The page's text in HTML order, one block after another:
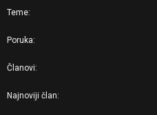
Teme
Poruka
Članovi
Najnoviji član